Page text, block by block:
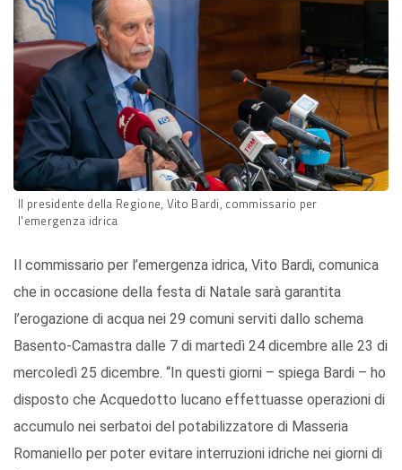
Il presidente della Regione, Vito Bardi, commissario per
l'emergenza idrica
Il commissario per l’emergenza idrica, Vito Bardi, comunica
che in occasione della festa di Natale sarà garantita
l’erogazione di acqua nei 29 comuni serviti dallo schema
Basento-Camastra dalle 7 di martedì 24 dicembre alle 23 di
mercoledì 25 dicembre. “In questi giorni – spiega Bardi – ho
disposto che Acquedotto lucano effettuasse operazioni di
accumulo nei serbatoi del potabilizzatore di Masseria
Romaniello per poter evitare interruzioni idriche nei giorni di